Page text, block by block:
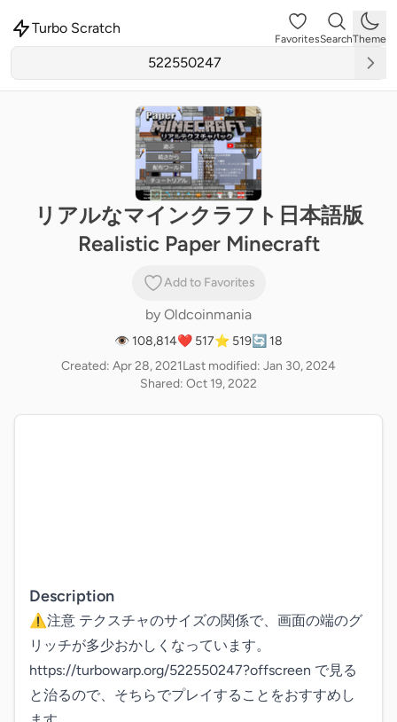
Turbo Scratch
FavoritesSearchTheme
リアルなマインクラフト日本語版
Realistic Paper Minecraft
Add to Favorites
by Oldcoinmania
👁 108,814❤️ 517⭐ 519🔄 18
Created: Apr 28, 2021Last modified: Jan 30, 2024
Shared: Oct 19, 2022
Description
⚠注意 テクスチャのサイズの関係で、画面の端のグ
リッチが多少おかしくなっています。
https://turbowarp.org/522550247?offscreen で見る
と治るので、そちらでプレイすることをおすすめし